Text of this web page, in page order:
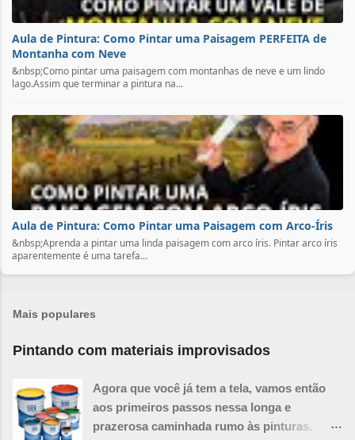
Aula de Pintura: Como Pintar uma Paisagem PERFEITA de
Montanha com Neve
&nbsp;Como pintar uma paisagem com montanhas de neve e um lindo
lago.Assim que terminar a pintura na...
Aula de Pintura: Como Pintar uma Paisagem com Arco-Íris
&nbsp;Aprenda a pintar uma linda paisagem com arco íris. Pintar arco íris
aparentemente é uma tarefa...
Mais populares
Pintando com materiais improvisados
Agora que você já tem a tela, vamos então
aos primeiros passos nessa longa e
prazerosa caminhada rumo às pinturas.